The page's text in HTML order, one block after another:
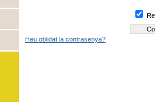
Heu oblidat la contrasenya?